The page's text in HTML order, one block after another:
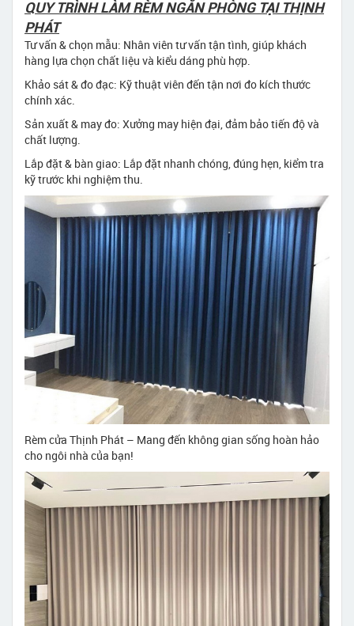
QUY TRÌNH LÀM RÈM NGĂN PHÒNG TẠI THỊNH
PHÁT
Tư vấn & chọn mẫu: Nhân viên tư vấn tận tình, giúp khách
hàng lựa chọn chất liệu và kiểu dáng phù hợp.
Khảo sát & đo đạc: Kỹ thuật viên đến tận nơi đo kích thước
chính xác.
Sản xuất & may đo: Xưởng may hiện đại, đảm bảo tiến độ và
chất lượng.
Lắp đặt & bàn giao: Lắp đặt nhanh chóng, đúng hẹn, kiểm tra
kỹ trước khi nghiệm thu.
Rèm cửa Thịnh Phát – Mang đến không gian sống hoàn hảo
cho ngôi nhà của bạn!